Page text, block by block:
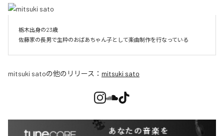
栃木出身の23歳
佐藤家の長男で生粋のおばあちゃん子として楽曲制作を行なっている
mitsuki satoの他のリリース： mitsuki sato